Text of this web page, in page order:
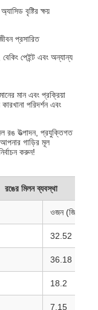
বৃষ্টির ক্ষয়
প্রসারিত
পেইন্ট এবং অন্যান্য
মান এবং প্রক্রিয়া
পরিদর্শন এবং
রঙ উত্পাদন, প্রযুক্তিগত
গাড়ির মূল
করুন!
রঙের মিলন ব্যবস্থা
ওজন (জি)
32.52
36.18
18.2
7.15